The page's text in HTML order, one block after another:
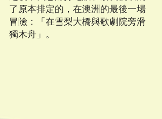
了原本排定的，在澳洲的最後一場
冒險：「在雪梨大橋與歌劇院旁滑
獨木舟」。